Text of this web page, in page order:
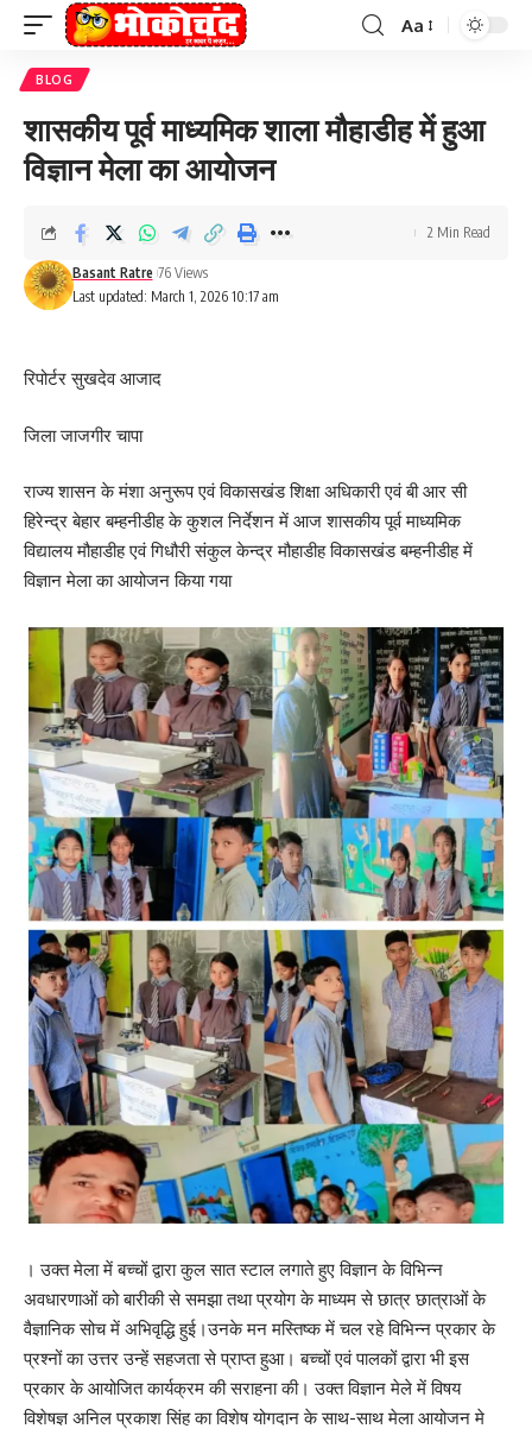
Font
Aa
BLOG
शासकीय पूर्व माध्यमिक शाला मौहाडीह में हुआ
विज्ञान मेला का आयोजन
Last updated: March 1, 2026 10:17 am
Basant Ratre 76 Views
2 Min Read
रिपोर्टर सुखदेव आजाद
जिला जाजगीर चापा
राज्य शासन के मंशा अनुरूप एवं विकासखंड शिक्षा अधिकारी एवं बी आर सी
हिरेन्द्र बेहार बम्हनीडीह के कुशल निर्देशन में आज शासकीय पूर्व माध्यमिक
विद्यालय मौहाडीह एवं गिधौरी संकुल केन्द्र मौहाडीह विकासखंड बम्हनीडीह में
विज्ञान मेला का आयोजन किया गया
। उक्त मेला में बच्चों द्वारा कुल सात स्टाल लगाते हुए विज्ञान के विभिन्न
अवधारणाओं को बारीकी से समझा तथा प्रयोग के माध्यम से छात्र छात्राओं के
वैज्ञानिक सोच में अभिवृद्धि हुई।उनके मन मस्तिष्क में चल रहे विभिन्न प्रकार के
प्रश्नों का उत्तर उन्हें सहजता से प्राप्त हुआ। बच्चों एवं पालकों द्वारा भी इस
प्रकार के आयोजित कार्यक्रम की सराहना की। उक्त विज्ञान मेले में विषय
विशेषज्ञ अनिल प्रकाश सिंह का विशेष योगदान के साथ-साथ मेला आयोजन मे